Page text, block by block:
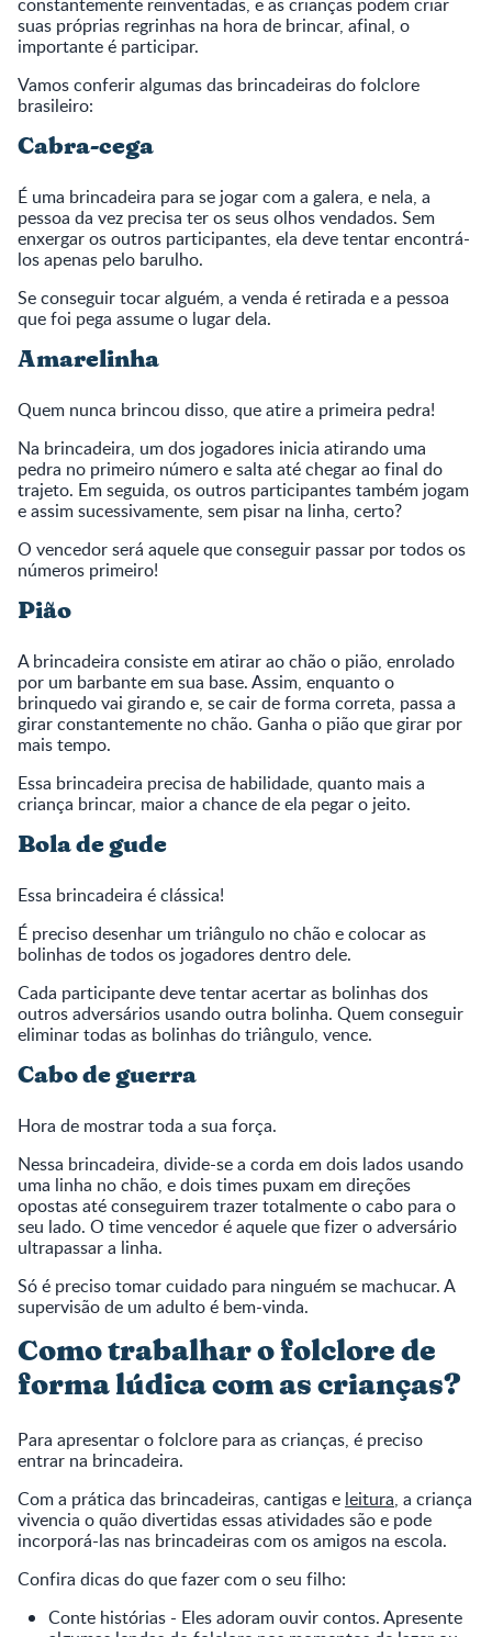
suas próprias regrinhas na hora de brincar, afinal, o
importante é participar.
Vamos conferir algumas das brincadeiras do folclore
brasileiro:
Cabra-cega
É uma brincadeira para se jogar com a galera, e nela, a
pessoa da vez precisa ter os seus olhos vendados. Sem
enxergar os outros participantes, ela deve tentar encontrá-
los apenas pelo barulho.
Se conseguir tocar alguém, a venda é retirada e a pessoa
que foi pega assume o lugar dela.
Amarelinha
Quem nunca brincou disso, que atire a primeira pedra!
Na brincadeira, um dos jogadores inicia atirando uma
pedra no primeiro número e salta até chegar ao final do
trajeto. Em seguida, os outros participantes também jogam
e assim sucessivamente, sem pisar na linha, certo?
O vencedor será aquele que conseguir passar por todos os
números primeiro!
Pião
A brincadeira consiste em atirar ao chão o pião, enrolado
por um barbante em sua base. Assim, enquanto o
brinquedo vai girando e, se cair de forma correta, passa a
girar constantemente no chão. Ganha o pião que girar por
mais tempo.
Essa brincadeira precisa de habilidade, quanto mais a
criança brincar, maior a chance de ela pegar o jeito.
Bola de gude
Essa brincadeira é clássica!
É preciso desenhar um triângulo no chão e colocar as
bolinhas de todos os jogadores dentro dele.
Cada participante deve tentar acertar as bolinhas dos
outros adversários usando outra bolinha. Quem conseguir
eliminar todas as bolinhas do triângulo, vence.
Cabo de guerra
Hora de mostrar toda a sua força.
Nessa brincadeira, divide-se a corda em dois lados usando
uma linha no chão, e dois times puxam em direções
opostas até conseguirem trazer totalmente o cabo para o
seu lado. O time vencedor é aquele que fizer o adversário
ultrapassar a linha.
Só é preciso tomar cuidado para ninguém se machucar. A
supervisão de um adulto é bem-vinda.
Como trabalhar o folclore de
forma lúdica com as crianças?
Para apresentar o folclore para as crianças, é preciso
entrar na brincadeira.
Com a prática das brincadeiras, cantigas e leitura, a criança
vivencia o quão divertidas essas atividades são e pode
incorporá-las nas brincadeiras com os amigos na escola.
Confira dicas do que fazer com o seu filho:
Conte histórias - Eles adoram ouvir contos. Apresente